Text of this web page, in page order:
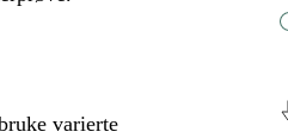
varierte